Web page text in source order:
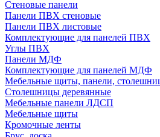
Стеновые панели
Панели ПВХ стеновые
Панели ПВХ листовые
Комплектующие для панелей ПВХ
Углы ПВХ
Панели МДФ
Комплектующие для панелей МДФ
Мебельные щиты, панели,
Столешницы деревянные
Мебельные панели ЛДСП
Мебельные щиты
Кромочные ленты